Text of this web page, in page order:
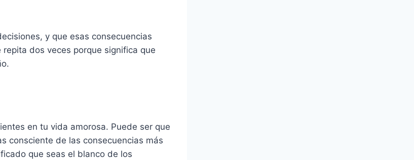
y que esas consecuencias
dos veces porque significa que
en tu vida amorosa. Puede ser que
consciente de las consecuencias más
que seas el blanco de los